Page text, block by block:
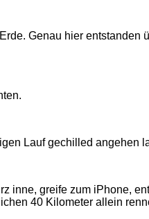
Genau hier entstanden
Lauf gechilled angehen
inne, greife zum iPhone,
40 Kilometer allein